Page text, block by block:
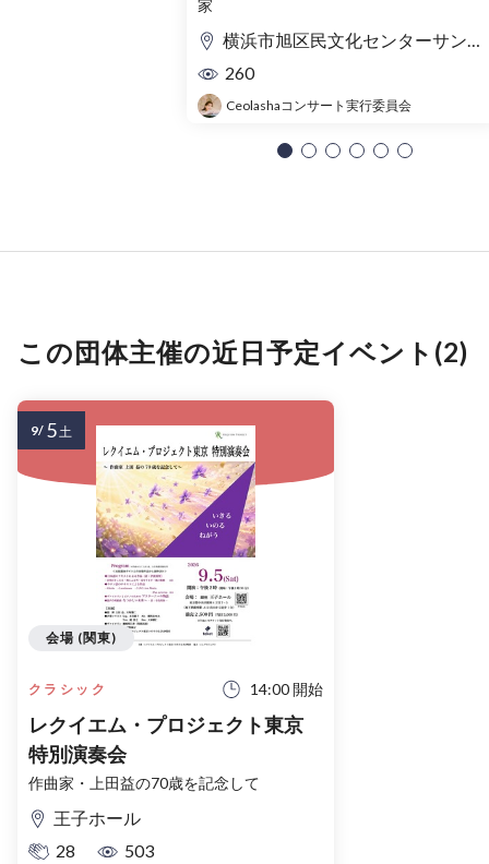
家
横浜市旭区民文化センターサンハート 音楽ホール
260
Ceolashaコンサート実行委員会
この団体主催の近日予定イベント(2)
クラシック 14:00 開始
レクイエム・プロジェクト東京
特別演奏会
作曲家・上田益の70歳を記念して
王子ホール
28
503
会場 (関東)
9/ 5土